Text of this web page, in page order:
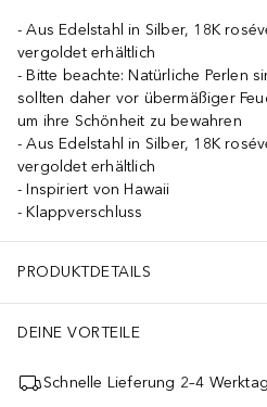
Aus Edelstahl in Silber, 18K
vergoldet erhältlich
Bitte beachte: Natürliche Perlen
sollten daher vor übermäßiger
um ihre Schönheit zu bewahren
Aus Edelstahl in Silber, 18K
vergoldet erhältlich
Inspiriert von Hawaii
Klappverschluss
PRODUKTDETAILS
DEINE VORTEILE
Schnelle Lieferung 2–4